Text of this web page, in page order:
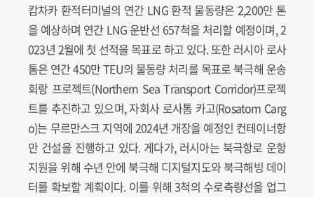
캄차카 환적터미널의 연간 LNG 환적 물동량은 2,200만 톤
을 예상하며 연간 LNG 운반선 657척을 처리할 예정이며, 2
023년 2월에 첫 선적을 목표로 하고 있다. 또한 러시아 로사
톰은 연간 450만 TEU의 물동량 처리를 목표로 북극해 운송
회랑 프로젝트(Northern Sea Transport Corridor)프로젝
트를 추진하고 있으며, 자회사 로사톰 카고(Rosatom Carg
o)는 무르만스크 지역에 2024년 개장을 예정인 컨테이너항
만 건설을 진행하고 있다. 게다가, 러시아는 북극항로 운항
지원을 위해 수년 안에 북극해 디지털지도와 북극해빙 데이
터를 확보할 계획이다. 이를 위해 3척의 수로측량선을 업그